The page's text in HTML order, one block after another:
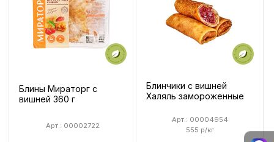
Блины Мираторг с
вишней 360 г
Арт.: 00002722
Блинчики с вишней
Халяль замороженные
555 р/кг
Арт.: 00004954